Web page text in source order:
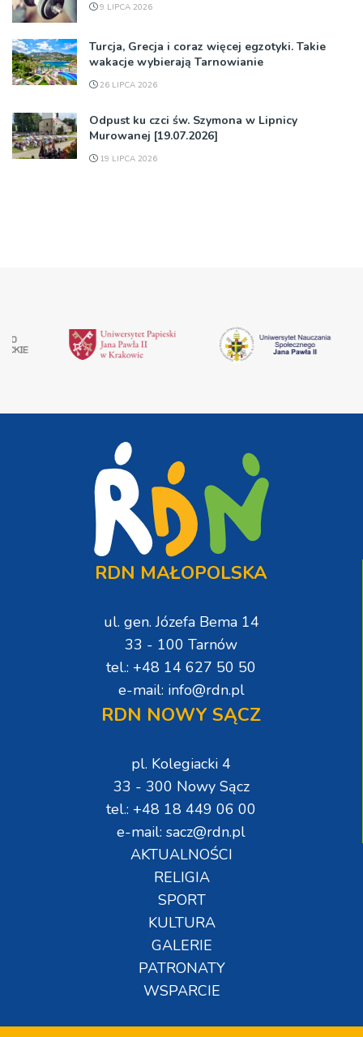
9 LIPCA 2026
Turcja, Grecja i coraz więcej egzotyki. Takie
wakacje wybierają Tarnowianie
26 LIPCA 2026
Odpust ku czci św. Szymona w Lipnicy
Murowanej [19.07.2026]
19 LIPCA 2026
RDN MAŁOPOLSKA
ul. gen. Józefa Bema 14
33 - 100 Tarnów
tel.: +48 14 627 50 50
e-mail: info@rdn.pl
RDN NOWY SĄCZ
pl. Kolegiacki 4
33 - 300 Nowy Sącz
tel.: +48 18 449 06 00
e-mail: sacz@rdn.pl
AKTUALNOŚCI
RELIGIA
SPORT
KULTURA
GALERIE
PATRONATY
WSPARCIE